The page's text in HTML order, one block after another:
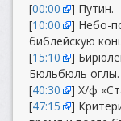
[00:00
] Путин.
[10:00
] Небо-
библейскую
[15:10
]
Бюльбюль
[40:30
] Х/ф
[47:15
]